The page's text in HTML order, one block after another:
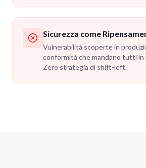
Sicurezza come
Vulnerabilità scoperte in
conformità che mandano tutti in
Zero strategia di shift-left.